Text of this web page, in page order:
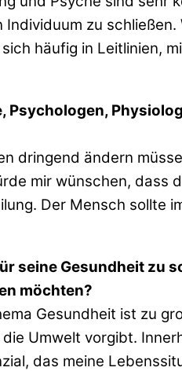
zu
häufig in Leitlinien,
dringend ändern
mir wünschen,
Der Mensch
seine Gesundheit zu
möchten?
Gesundheit ist zu
Umwelt vorgibt.
das meine